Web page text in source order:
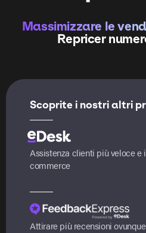
Massimizzare le
Repricer
Scoprite i nostri altri
Assistenza clienti più veloce e
commerce
Attirare più recensioni